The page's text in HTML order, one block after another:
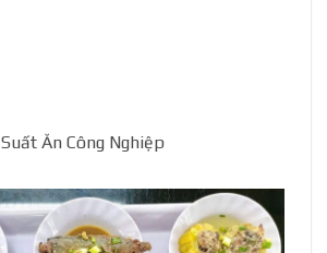
Suất Ăn Công Nghiệp